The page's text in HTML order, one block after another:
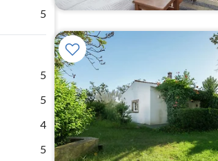
5
5
5
4
5